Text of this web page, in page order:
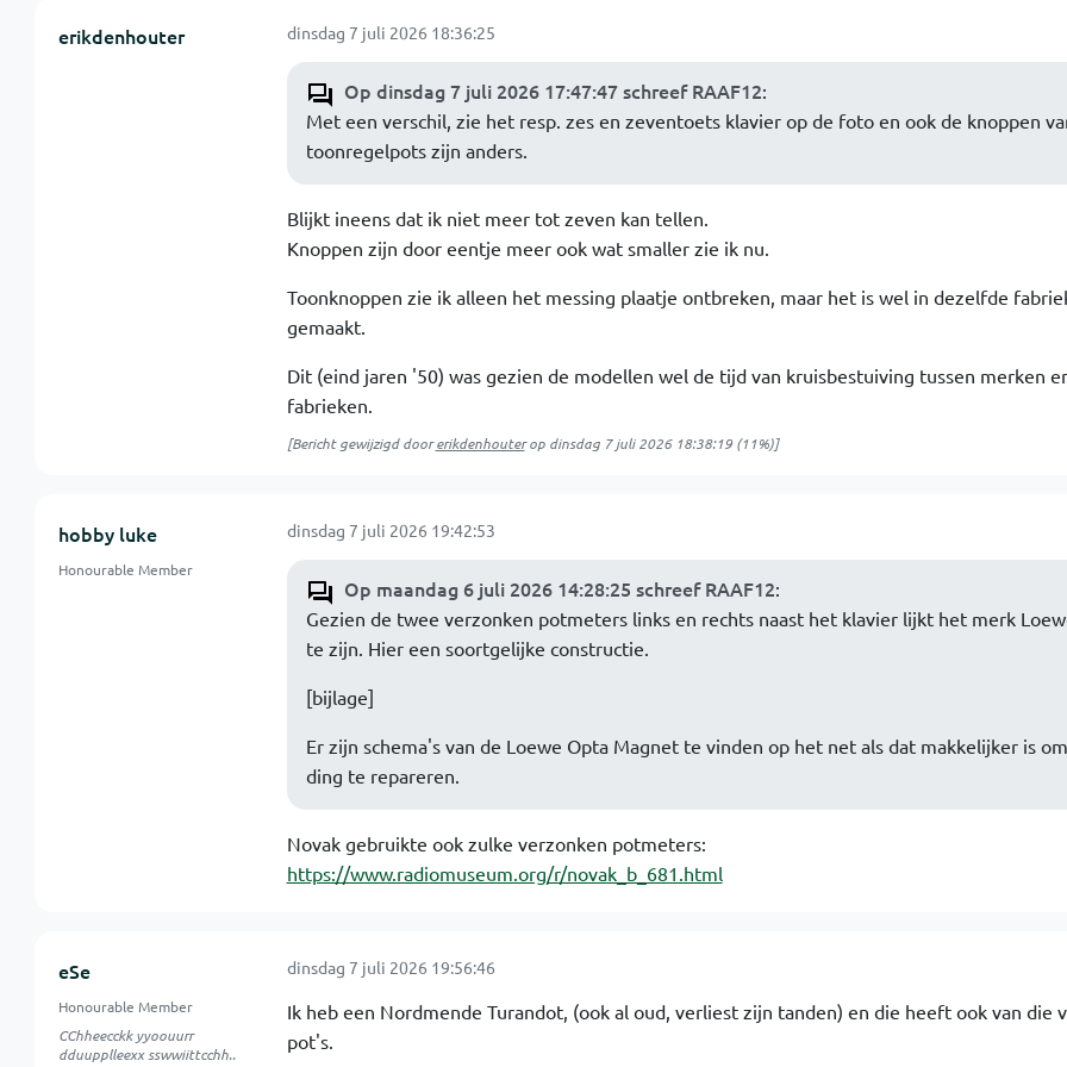
erikdenhouter dinsdag 7 juli 2026 18:36:25
Op dinsdag 7 juli 2026 17:47:47 schreef RAAF12:
Met een verschil, zie het resp. zes en zeventoets klavier op de foto en ook de knoppen
toonregelpots zijn anders.
Blijkt ineens dat ik niet meer tot zeven kan tellen.
Knoppen zijn door eentje meer ook wat smaller zie ik nu.
Toonknoppen zie ik alleen het messing plaatje ontbreken, maar het is wel in dezelfde
gemaakt.
Dit (eind jaren '50) was gezien de modellen wel de tijd van kruisbestuiving tussen merken
fabrieken.
[Bericht gewijzigd doorerikdenhouterop dinsdag 7 juli 2026 18:38:19(11%)]
hobby luke
Honourable Member
dinsdag 7 juli 2026 19:42:53
Op maandag 6 juli 2026 14:28:25 schreef RAAF12:
Gezien de twee verzonken potmeters links en rechts naast het klavier lijkt het merk
te zijn. Hier een soortgelijke constructie.
[bijlage]
Er zijn schema's van de Loewe Opta Magnet te vinden op het net als dat makkelijker is
ding te repareren.
Novak gebruikte ook zulke verzonken potmeters:
https://www.radiomuseum.org/r/novak_b_681.html
eSe
Honourable Member
CChheecckk yyoouurr
dduupplleexx sswwiittcchh..
dinsdag 7 juli 2026 19:56:46
Ik heb een Nordmende Turandot, (ook al oud, verliest zijn tanden) en die heeft ook van die
pot's.